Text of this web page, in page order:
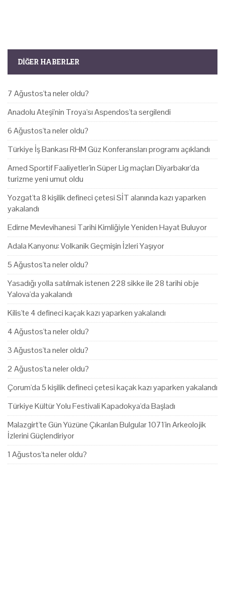
DIĞER HABERLER
7 Ağustos'ta neler oldu?
Anadolu Ateşi'nin Troya'sı Aspendos'ta sergilendi
6 Ağustos'ta neler oldu?
Türkiye İş Bankası RHM Güz Konferansları programı açıklandı
Amed Sportif Faaliyetler'in Süper Lig maçları Diyarbakır'da
turizme yeni umut oldu
Yozgat'ta 8 kişilik defineci çetesi SİT alanında kazı yaparken
yakalandı
Edirne Mevlevihanesi Tarihi Kimliğiyle Yeniden Hayat Buluyor
Adala Kanyonu: Volkanik Geçmişin İzleri Yaşıyor
5 Ağustos'ta neler oldu?
Yasadığı yolla satılmak istenen 228 sikke ile 28 tarihi obje
Yalova'da yakalandı
Kilis'te 4 defineci kaçak kazı yaparken yakalandı
4 Ağustos'ta neler oldu?
3 Ağustos'ta neler oldu?
2 Ağustos'ta neler oldu?
Çorum'da 5 kişilik defineci çetesi kaçak kazı yaparken yakalandı
Türkiye Kültür Yolu Festivali Kapadokya'da Başladı
Malazgirt'te Gün Yüzüne Çıkarılan Bulgular 1071'in Arkeolojik
İzlerini Güçlendiriyor
1 Ağustos'ta neler oldu?